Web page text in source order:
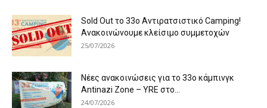
Sold Out το 33ο Αντιρατσιστικό Camping!
Ανακοινώνουμε κλείσιμο συμμετοχών
25/07/2026
Νέες ανακοινώσεις για το 33ο κάμπινγκ
Antinazi Zone – YRE στο...
24/07/2026